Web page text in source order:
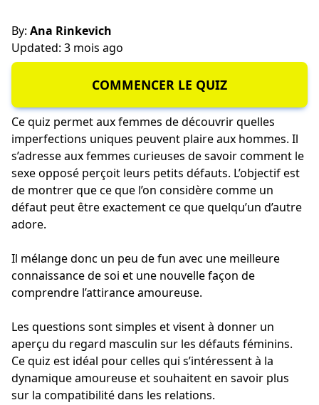
By: Ana Rinkevich
Updated: 3 mois ago
COMMENCER LE QUIZ
Ce quiz permet aux femmes de découvrir quelles
imperfections uniques peuvent plaire aux hommes. Il
s’adresse aux femmes curieuses de savoir comment le
sexe opposé perçoit leurs petits défauts. L’objectif est
de montrer que ce que l’on considère comme un
défaut peut être exactement ce que quelqu’un d’autre
adore.
Il mélange donc un peu de fun avec une meilleure
connaissance de soi et une nouvelle façon de
comprendre l’attirance amoureuse.
Les questions sont simples et visent à donner un
aperçu du regard masculin sur les défauts féminins.
Ce quiz est idéal pour celles qui s’intéressent à la
dynamique amoureuse et souhaitent en savoir plus
sur la compatibilité dans les relations.